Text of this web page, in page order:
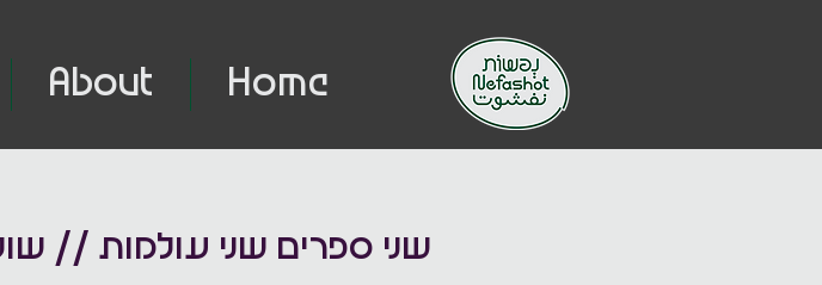
Home
About
שני ספרים שני עולמות //